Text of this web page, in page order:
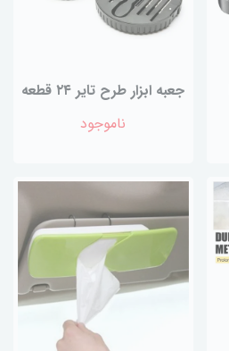
جعبه ابزار طرح تایر ۲۴ قطعه
ناموجود